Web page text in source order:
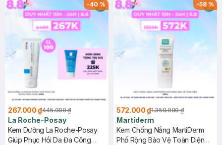
-40%
267.000 ₫445.000 ₫
La Roche-Posay
Kem Dưỡng La Roche-Posay
Giúp Phục Hồi Da Đa Công
-58%
572.000 ₫1.350.000 ₫
Martiderm
Kem Chống Nắng MartiDerm
Phổ Rộng Bảo Vệ Toàn Diện